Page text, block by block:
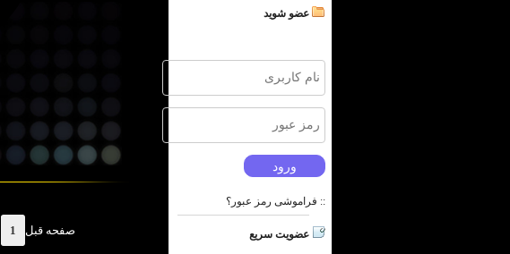
عضو شوید
:: فراموشی رمز عبور؟
عضویت سریع صفحه قبل 1